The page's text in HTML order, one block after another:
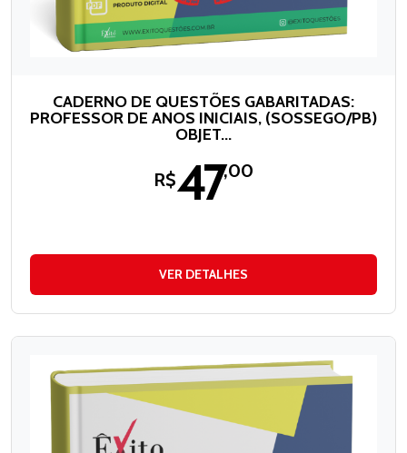
CADERNO DE QUESTÕES GABARITADAS:
PROFESSOR DE ANOS INICIAIS, (SOSSEGO/PB)
OBJET...
R$47,00
VER DETALHES